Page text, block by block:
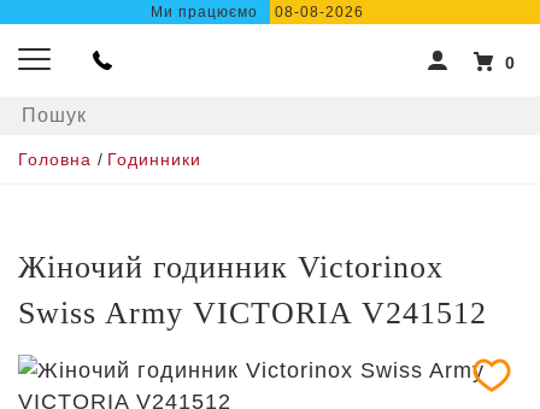
Ми працюємо 08-08-2026
0
Головна / Годинники
Жіночий годинник Victorinox
Swiss Army VICTORIA V241512